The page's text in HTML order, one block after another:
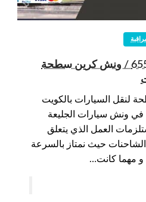
ونش الجليعة / 65557275 / ونش كرين سطحة
لنقل السيارات بالكويت
ونش سيارات الجليعة
العمل الذي يتعلق
حيث نمتاز بالسرعة
و مهما كانت…